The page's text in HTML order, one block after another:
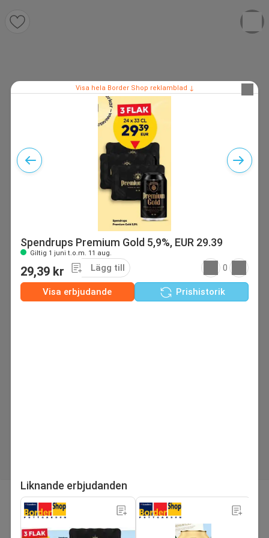
sida
1/29
Visa hela Border Shop reklamblad ↓
Spendrups Premium Gold 5,9%, EUR 29.39
Giltig 1 juni t.o.m. 11 aug.
29,39 kr Lägg till 0
Visa erbjudande Prishistorik
Liknande erbjudanden